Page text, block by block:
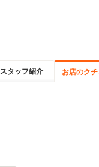
スタッフ紹介 お店のクチ